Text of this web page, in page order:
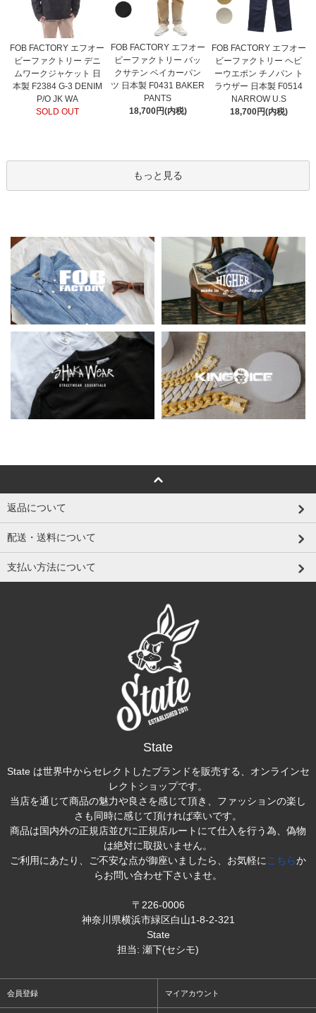
FOB FACTORY エフオー
ビーファクトリー デニ
ムワークジャケット 日
本製 F2384 G-3 DENIM
P/O JK WA
SOLD OUT
FOB FACTORY エフオー
ビーファクトリー バッ
クサテン ベイカーパン
ツ 日本製 F0431 BAKER
PANTS
18,700円(内税)
FOB FACTORY エフオー
ビーファクトリー ヘビ
ーウエポン チノパン ト
ラウザー 日本製 F0514
NARROW U.S
18,700円(内税)
もっと見る
返品について
配送・送料について
支払い方法について
State
State は世界中からセレクトしたブランドを販売する、オンラインセ
レクトショップです。
当店を通じて商品の魅力や良さを感じて頂き、ファッションの楽し
さも同時に感じて頂ければ幸いです。
商品は国内外の正規店並びに正規店ルートにて仕入を行う為、偽物
は絶対に取扱いません。
ご利用にあたり、ご不安な点が御座いましたら、お気軽にこちらか
らお問い合わせ下さいませ。
〒226-0006
神奈川県横浜市緑区白山1-8-2-321
State
担当: 瀬下(セシモ)
会員登録 マイアカウント